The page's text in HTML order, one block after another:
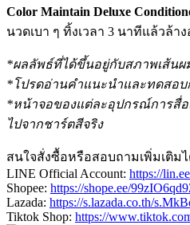
Color Maintain Deluxe
นวดเบา ๆ ทิ้งเวลา 3 นาทีแล้วล้า
*ผลลัพธ์ที่ได้ขึ้นอยู่กับสภาพเส้น
*โปรดอ่านคำแนะนำและทดสอ
*หน้าจอของแต่ละอุปกรณ์การสื่
ไปจากชาร์ตสีจริง
สนใจสั่งซื้อหรือสอบถามเพิ่มเติม
LINE Official Account: https://
Shopee: https://shope.ee/
Lazada: https://s.lazada.co.th/
Tiktok Shop: https://